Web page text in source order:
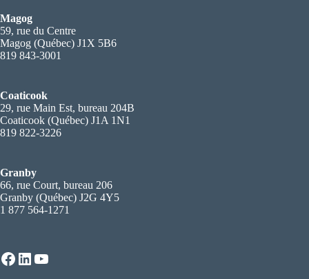
Magog
59, rue du Centre
Magog (Québec) J1X 5B6
819 843-3001
Coaticook
29, rue Main Est, bureau 204B
Coaticook (Québec) J1A 1N1
819 822-3226
Granby
66, rue Court, bureau 206
Granby (Québec) J2G 4Y5
1 877 564-1271
Facebook
LinkedIn
YouTube